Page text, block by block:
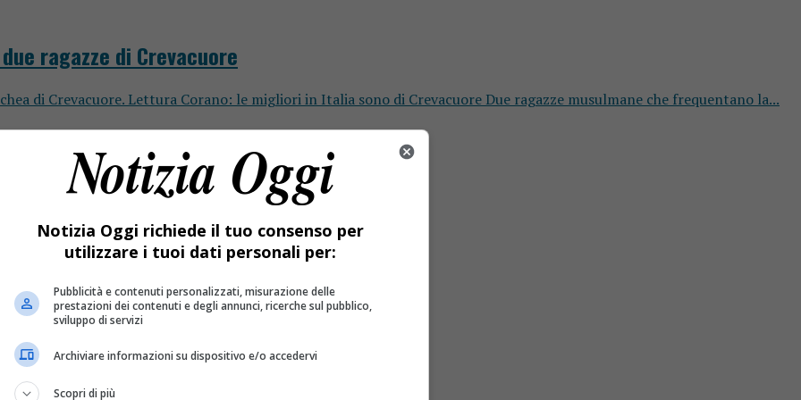
ragazze di Crevacuore
di Crevacuore. Lettura Corano: le migliori in Italia sono di Crevacuore Due ragazze musulmane che frequentano la...
che ha insegnato ad amare la storia
Notizia Oggi richiede il tuo consenso per
utilizzare i tuoi dati personali per:
Pubblicità e contenuti personalizzati, misurazione delle
prestazioni dei contenuti e degli annunci, ricerche sul pubblico,
sviluppo di servizi
Archiviare informazioni su dispositivo e/o accedervi
Scopri di più